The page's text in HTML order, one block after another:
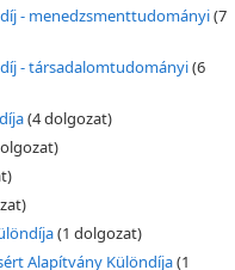
- menedzsmenttudományi(7
- társadalomtudományi(6
(4 dolgozat)
(1 dolgozat)
Alapítvány Különdíja(1